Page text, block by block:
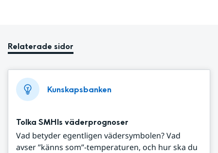
Relaterade sidor
Kunskapsbanken
Tolka SMHIs väderprognoser
Vad betyder egentligen vädersymbolen? Vad
avser ”känns som”-temperaturen, och hur ska du